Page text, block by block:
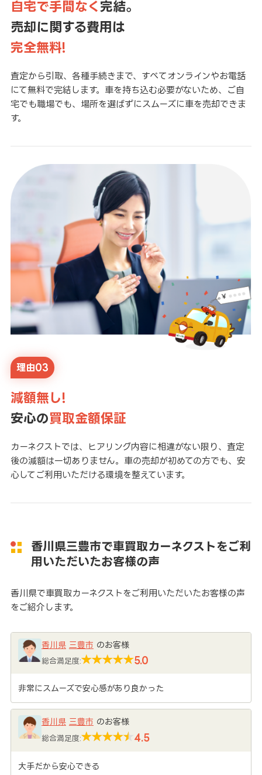
自宅で手間なく 完結。
売却に関する費用は
完全無料!
査定から引取、各種手続きまで、すべてオンラインやお電話
にて無料で完結します。車を持ち込む必要がないため、ご自
宅でも職場でも、場所を選ばずにスムーズに車を売却できま
す。
理由03
減額無し!
安心の買取金額保証
カーネクストでは、ヒアリング内容に相違がない限り、査定
後の減額は一切ありません。車の売却が初めての方でも、安
心してご利用いただける環境を整えています。
香川県三豊市で車買取カーネクストをご利
用いただいたお客様の声
香川県で車買取カーネクストをご利用いただいたお客様の声
をご紹介します。
香川県 三豊市 のお客様
総合満足度: 5.0
非常にスムーズで安心感があり良かった
香川県 三豊市 のお客様
総合満足度: 4.5
大手だから安心できる